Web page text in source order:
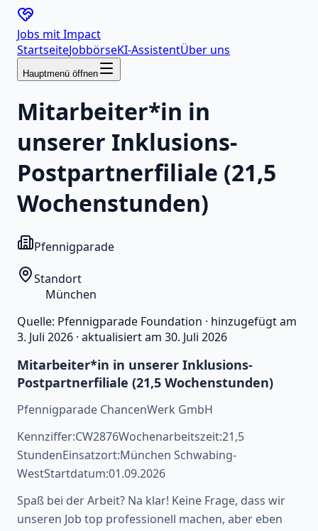
Jobs mitImpact
StartseiteJobbörseKI-AssistentÜber uns
Hauptmenü öffnen
Mitarbeiter*in in
unserer Inklusions-
Postpartnerfiliale (21,5
Wochenstunden)
Pfennigparade
Standort
München
Quelle: Pfennigparade Foundation · hinzugefügt am
3. Juli 2026 · aktualisiert am 30. Juli 2026
Mitarbeiter*in in unserer Inklusions-
Postpartnerfiliale (21,5 Wochenstunden)
Pfennigparade ChancenWerk GmbH
Kennziffer:CW2876Wochenarbeitszeit:21,5
StundenEinsatzort:München Schwabing-
WestStartdatum:01.09.2026
Spaß bei der Arbeit? Na klar! Keine Frage, dass wir
unseren Job top professionell machen, aber eben